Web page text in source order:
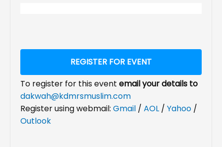
REGISTER FOR EVENT
To register for this event email your details to
dakwah@kdmrsmuslim.com
Register using webmail: Gmail / AOL / Yahoo /
Outlook